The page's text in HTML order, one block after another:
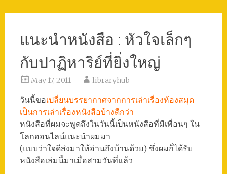
แนะนำหนังสือ : หัวใจเล็กๆ
กับปาฏิหาริย์ที่ยิ่งใหญ่
May 17, 2011 libraryhub
วันนี้ขอเปลี่ยนบรรยากาศจากการเล่าเรื่องห้องสมุด
เป็นการเล่าเรื่องหนังสือบ้างดีกว่า
หนังสือที่ผมจะพูดถึงในวันนี้เป็นหนังสือที่มีเพื่อนๆ ใน
โลกออนไลน์แนะนำผมมา
(แบบว่าใจดีส่งมาให้อ่านถึงบ้านด้วย) ซึ่งผมก็ได้รับ
หนังสือเล่มนี้มาเมื่อสามวันที่แล้ว